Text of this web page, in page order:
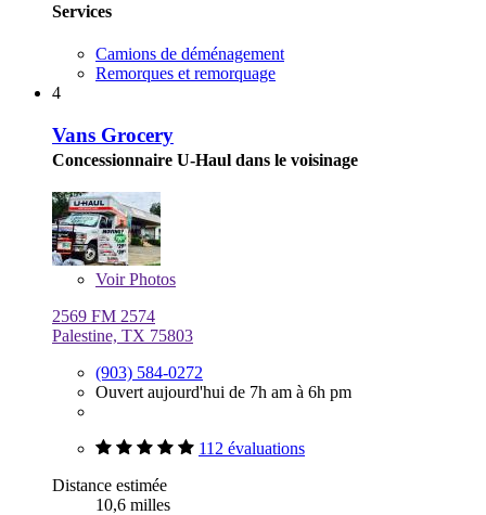
Services
Camions de déménagement
Remorques et remorquage
4
Vans Grocery
Concessionnaire U-Haul dans le voisinage
VoirPhotos
2569 FM 2574
Palestine, TX 75803
(903) 584-0272
Ouvert aujourd'hui de 7h am à 6h pm
112 évaluations
Distance estimée
10,6 milles